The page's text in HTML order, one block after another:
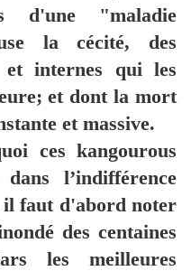
d'une "maladie
la cécité, des
et internes qui les
et dont la mort
et massive.
ces kangourous
l’indifférence
il faut d'abord noter
des centaines
les meilleures